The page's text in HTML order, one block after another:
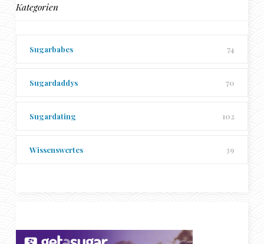
Kategorien
Sugarbabes 74
Sugardaddys 70
Sugardating 102
Wissenswertes 39